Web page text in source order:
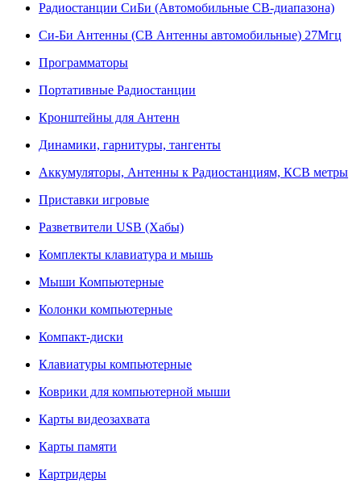
Радиостанции СиБи (Автомобильные СВ-диапазона)
Си-Би Антенны (СВ Антенны автомобильные) 27Мгц
Программаторы
Портативные Радиостанции
Кронштейны для Антенн
Динамики, гарнитуры, тангенты
Аккумуляторы, Антенны к Радиостанциям, КСВ метры
Приставки игровые
Разветвители USB (Хабы)
Комплекты клавиатура и мышь
Мыши Компьютерные
Колонки компьютерные
Компакт-диски
Клавиатуры компьютерные
Коврики для компьютерной мыши
Карты видеозахвата
Карты памяти
Картридеры